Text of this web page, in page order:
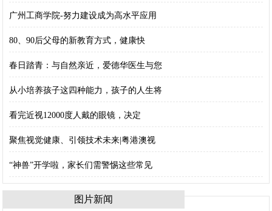
广州工商学院-努力建设成为高水平应用
80、90后父母的新教育方式，健康快
春日踏青：与自然亲近，爱德华医生与您
从小培养孩子这四种能力，孩子的人生将
看完近视12000度人戴的眼镜，决定
聚焦视觉健康、引领技术未来|粤港澳视
“神兽”开学啦，家长们需警惕这些常见
图片新闻